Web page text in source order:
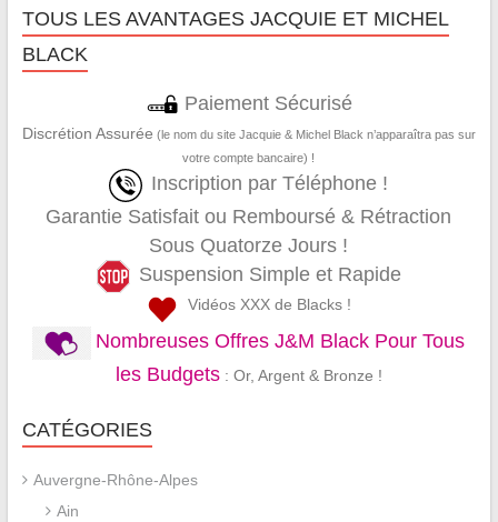
TOUS LES AVANTAGES JACQUIE ET MICHEL
BLACK
Paiement Sécurisé
Discrétion Assurée (le nom du site Jacquie & Michel Black n’apparaîtra pas sur
votre compte bancaire) !
Inscription par Téléphone !
Garantie Satisfait ou Remboursé & Rétraction
Sous Quatorze Jours !
Suspension Simple et Rapide
Vidéos XXX de Blacks !
Nombreuses Offres J&M Black Pour Tous
les Budgets: Or, Argent & Bronze !
CATÉGORIES
Auvergne-Rhône-Alpes
Ain